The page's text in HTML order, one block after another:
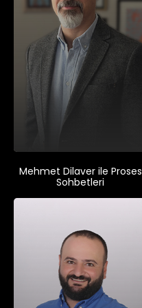
Mehmet Dilaver ile Proses
Sohbetleri